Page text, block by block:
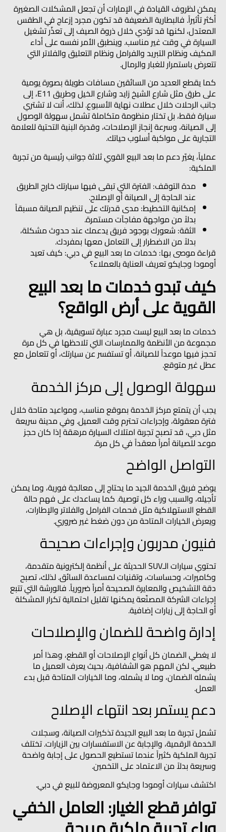
يمكن لظروف القيادة في الإمارات أن تجعل المشكلات الصغيرة
أكثر تأثيراً. فالبطارية الضعيفة قد تكون مجرد إزعاج في الطقس
المعتدل، لكنها قد تؤدي خلال ذروة الصيف إلى تعذّر تشغيل
السيارة في وقت غير مناسب. وينطبق الأمر نفسه على أداء
المكيف ونظام التبريد والفرامل ونظام التعليق والفلاتر التي
تتعرض باستمرار للغبار والرمال.
كما يقطع العديد من السائقين مسافات طويلة بصورة يومية
على طرق مثل شارع الشيخ زايد وشارع الخيل وطريق E11، إلى
جانب الرحلات خلال عطلات نهاية الأسبوع. لذلك، أنت لا تشتري
سيارة فقط، بل تختار منظومة متكاملة تشمل سهولة الوصول
إلى الصيانة، وسرعة إنجاز الإصلاحات، وقدرة البنية التحتية للعلامة
التجارية على مواكبة أسلوب حياتك.
عملياً، يغيّر دعم ما بعد البيع القوي ثلاثة جوانب رئيسية من تجربة
الملكية:
مدة التوقف: الفترة التي تبقى فيها سيارتك خارج الطريق
عند الحاجة إلى الصيانة أو الإصلاح.
إمكانية التخطيط: مدى قدرتك على تنظيم الصيانة مسبقاً
بدلاً من مواجهة مفاجآت مستمرة.
الثقة: شعورك بوجود فريق يدعمك عند حدوث مشكلة،
بدلاً من الاضطرار إلى التعامل معها بمفردك.
قراءة موصى بها: خدمات ما بعد البيع في دبي: كيف تعيد
أومودا وجايكو تعريف العناية بالعملاء؟
كيف تبدو خدمات ما بعد البيع
القوية على أرض الواقع؟
خدمات ما بعد البيع ليست مجرد عبارة تسويقية، بل هي
مجموعة من الأنظمة والممارسات التي تلاحظها في كل مرة
تحجز فيها موعداً للصيانة، أو تستفسر عن سيارتك، أو تتعامل مع
عطل غير متوقع.
سهولة الوصول إلى مركز الخدمة
يجب أن يتمتع مركز الخدمة بموقع مناسب، ومواعيد متاحة خلال
فترة معقولة، وإجراءات تحترم وقت العميل. وفي مدينة سريعة
مثل دبي، قد تصبح تجربة امتلاك السيارة مرهقة إذا كان حجز
موعد للصيانة أمراً معقداً في كل مرة.
التواصل الواضح
يوضح فريق الخدمة الجيد ما يحتاج إلى معالجة فورية، وما يمكن
تأجيله، والسبب وراء كل توصية. كما يساعدك على فهم حالة
القطع الاستهلاكية مثل فحمات الفرامل والفلاتر والإطارات،
ويعرض الخيارات المتاحة من دون ضغط غير ضروري.
فنيون مدربون وإجراءات صحيحة
تحتوي سيارات الـSUV الحديثة على أنظمة إلكترونية متقدمة،
وكاميرات، وحساسات، وتقنيات لمساعدة السائق. لذلك، تصبح
دقة التشخيص والمعايرة الصحيحة أمراً ضرورياً. فالورشة التي تتبع
إجراءات الشركة المصنّعة يمكنها تقليل احتمالية تكرار المشكلة
أو الحاجة إلى زيارات إضافية.
إدارة واضحة للضمان والإصلاحات
لا يغطي الضمان كل أنواع الإصلاحات أو القطع، وهذا أمر
طبيعي. لكن المهم هو الشفافية، بحيث يعرف العميل ما
يشمله الضمان، وما لا يشمله، وما الخيارات المتاحة قبل بدء
العمل.
دعم يستمر بعد انتهاء الإصلاح
تشمل تجربة ما بعد البيع الجيدة تذكيرات الصيانة، وسجلات
الخدمة الرقمية، والإجابة عن الاستفسارات بين الزيارات. تختلف
تجربة الملكية كثيراً عندما تستطيع الحصول على إجابة واضحة
وسريعة بدلاً من الاعتماد على التخمين.
اكتشف سيارات أومودا وجايكو المعروضة للبيع في دبي.
توافر قطع الغيار: العامل الخفي